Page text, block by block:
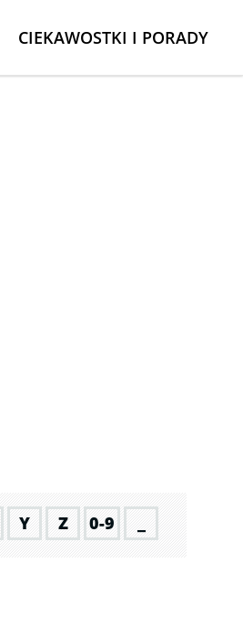
CIEKAWOSTKI I PORADY
Y Z 0-9